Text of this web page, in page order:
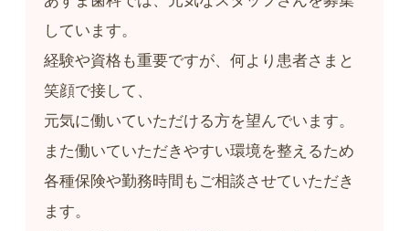
しています。
経験や資格も重要ですが、何より患者さまと
笑顔で接して、
元気に働いていただける方を望んでいます。
また働いていただきやすい環境を整えるため
各種保険や勤務時間もご相談させていただき
ます。